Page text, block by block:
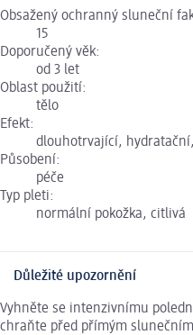
Obsažený ochranný sluneční
15
Doporučený věk:
od 3 let
Oblast použití:
tělo
Efekt:
dlouhotrvající,
Působení:
péče
Typ pleti:
normální pokožka, citlivá
Důležité upozornění
Vyhněte se intenzivnímu
chraňte před přímým